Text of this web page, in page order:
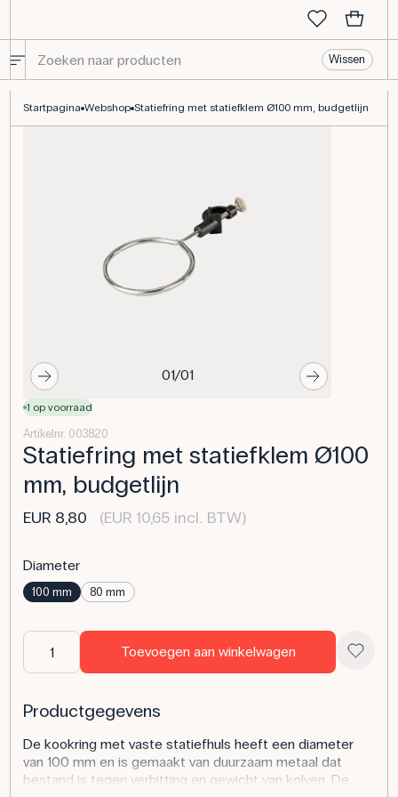
Wissen
Startpagina Webshop Statiefring met statiefklem Ø100 mm, budgetlijn
01/01
1 op voorraad
Artikelnr. 003820
Statiefring met statiefklem Ø100
mm, budgetlijn
EUR 8,80 (EUR 10,65 incl. BTW)
Diameter
100 mm 80 mm
Toevoegen aan winkelwagen
Productgegevens
De kookring met vaste statiefhuls heeft een diameter
van 100 mm en is gemaakt van duurzaam metaal dat
bestand is tegen verhitting en gewicht van kolven. De